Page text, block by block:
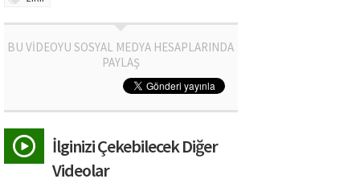
BU VİDEOYU SOSYAL MEDYA HESAPLARINDA
PAYLAŞ
İlginizi Çekebilecek Diğer
Videolar